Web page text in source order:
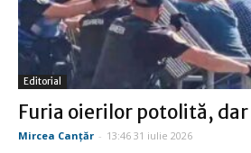
Editorial
Furia oierilor potolită,
Mircea Canţăr - 13:46 31 iulie 2026